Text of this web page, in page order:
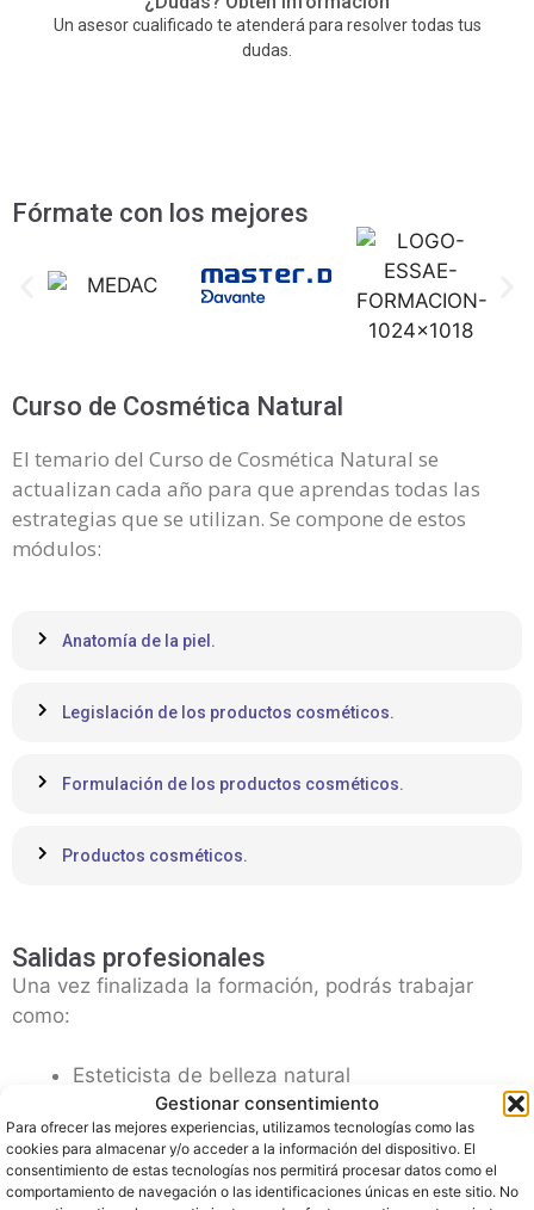
Gestionar consentimiento
Para ofrecer las mejores experiencias, utilizamos tecnologías como las
cookies para almacenar y/o acceder a la información del dispositivo. El
consentimiento de estas tecnologías nos permitirá procesar datos como el
comportamiento de navegación o las identificaciones únicas en este sitio. No
Un asesor cualificado te atenderá para resolver todas tus
dudas.
Fórmate con los mejores
Curso de Cosmética Natural
El temario del Curso de Cosmética Natural se
actualizan cada año para que aprendas todas las
estrategias que se utilizan. Se compone de estos
módulos:
Anatomía de la piel.
Legislación de los productos cosméticos.
Formulación de los productos cosméticos.
Productos cosméticos.
Salidas profesionales
Una vez finalizada la formación, podrás trabajar
como:
Esteticista de belleza natural
Asesor de productos de belleza natural
Cosmetólogo.
Esteticista en centros de estética y spa.
Trabajador/a en herboristerías,...